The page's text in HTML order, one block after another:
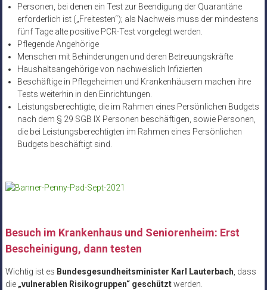
Personen, bei denen ein Test zur Beendigung der Quarantäne
erforderlich ist („Freitesten“); als Nachweis muss der mindestens
fünf Tage alte positive PCR-Test vorgelegt werden.
Pflegende Angehörige
Menschen mit Behinderungen und deren Betreuungskräfte
Haushaltsangehörige von nachweislich Infizierten
Beschäftige in Pflegeheimen und Krankenhäusern machen ihre
Tests weiterhin in den Einrichtungen.
Leistungsberechtigte, die im Rahmen eines Persönlichen Budgets
nach dem § 29 SGB IX Personen beschäftigen, sowie Personen,
die bei Leistungsberechtigten im Rahmen eines Persönlichen
Budgets beschäftigt sind.
Besuch im Krankenhaus und Seniorenheim: Erst
Bescheinigung, dann testen
Wichtig ist es Bundesgesundheitsminister Karl Lauterbach , dass
die „vulnerablen Risikogruppen“ geschütztwerden.